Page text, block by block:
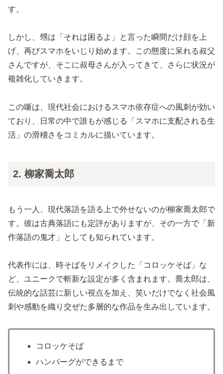
す。
しかし、甥は「それは困るよ」と言った瞬間だけ顔を上
げ、再びスマホをいじり始めます。この態度に呆れる叔父
さんですが、そこに叔母さんが入ってきて、さらに状況が
複雑化していきます。
この噺は、現代社会におけるスマホ依存症への風刺が効い
ており、日常の中で誰もが感じる「スマホに支配される生
活」の滑稽さをコミカルに描いています。
2. 柳家喬太郎
もう一人、現代落語を語る上で外せないのが柳家喬太郎で
す。彼は古典落語にも定評がありますが、その一方で「新
作落語の鬼才」としても知られています。
代表作には、時そばをリメイクした「コロッケそば」な
ど、ユニークで斬新な設定が多く含まれます。喬太郎は、
伝統的な話芸に新しい視点を加え、笑いだけでなく社会風
刺や感動を織り交ぜた多層的な作品を生み出しています。
コロッケそば
ハンバーグができるまで